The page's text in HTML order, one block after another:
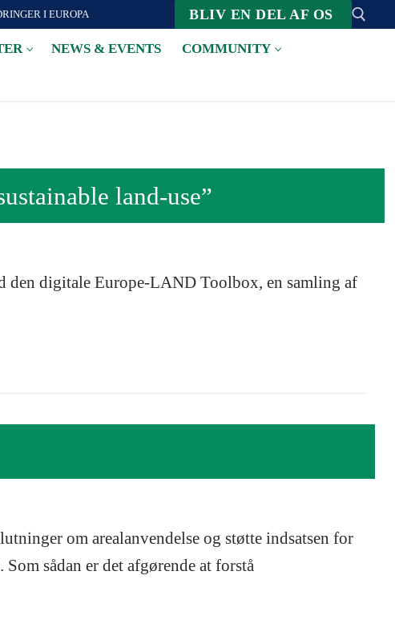
I EUROPA BLIV EN DEL AF OS
NEWS & EVENTS COMMUNITY
land-use”
den digitale Europe-LAND Toolbox, en samling af
om arealanvendelse og støtte indsatsen for
sådan er det afgørende at forstå